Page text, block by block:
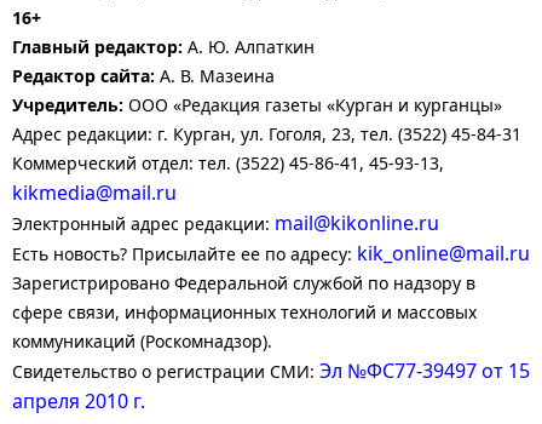
16+
Главный редактор: А. Ю. Алпаткин
Редактор сайта: А. В. Мазеина
Учредитель: ООО «Редакция газеты «Курган и курганцы»
Адрес редакции: г. Курган, ул. Гоголя, 23, тел. (3522) 45-84-31
Коммерческий отдел: тел. (3522) 45-86-41, 45-93-13,
kikmedia@mail.ru
Электронный адрес редакции: mail@kikonline.ru
Есть новость? Присылайте ее по адресу: kik_online@mail.ru
Зарегистрировано Федеральной службой по надзору в
сфере связи, информационных технологий и массовых
коммуникаций (Роскомнадзор).
Свидетельство о регистрации СМИ: Эл №ФС77-39497 от 15
апреля 2010 г.